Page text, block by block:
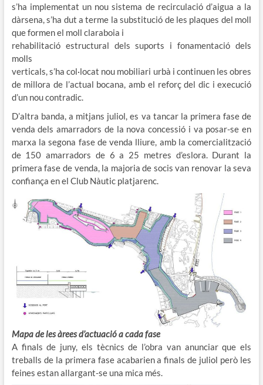
s’ha implementat un nou sistema de recirculació d’aigua a la
dàrsena, s’ha dut a terme la substitució de les plaques del moll
que formen el moll claraboia i
rehabilitació estructural dels suports i fonamentació dels
molls
verticals, s’ha col·locat nou mobiliari urbà i continuen les obres
de millora de l’actual bocana, amb el reforç del dic i execució
d’un nou contradic.
D’altra banda, a mitjans juliol, es va tancar la primera fase de
venda dels amarradors de la nova concessió i va posar-se en
marxa la segona fase de venda lliure, amb la comercialització
de 150 amarradors de 6 a 25 metres d’eslora. Durant la
primera fase de venda, la majoria de socis van renovar la seva
confiança en el Club Nàutic platjarenc.
Mapa de les àrees d’actuació a cada fase
A finals de juny, els tècnics de l’obra van anunciar que els
treballs de la primera fase acabarien a finals de juliol però les
feines estan allargant-se una mica més.